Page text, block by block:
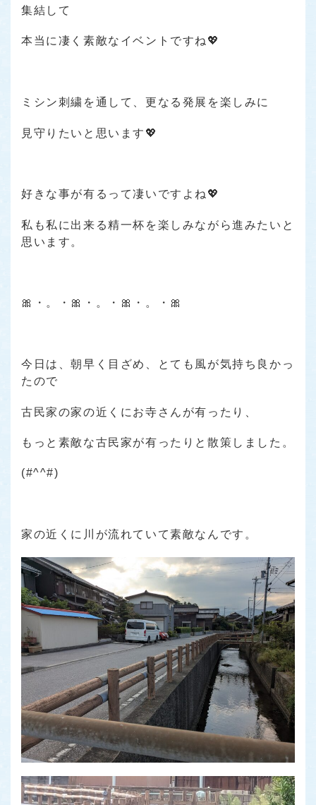
集結して
本当に凄く素敵なイベントですね💖
ミシン刺繍を通して、更なる発展を楽しみに
見守りたいと思います💖
好きな事が有るって凄いですよね💖
私も私に出来る精一杯を楽しみながら進みたいと
思います。
🎀・。・🎀・。・🎀・。・🎀
今日は、朝早く目ざめ、とても風が気持ち良かっ
たので
古民家の家の近くにお寺さんが有ったり、
もっと素敵な古民家が有ったりと散策しました。
(#^^#)
家の近くに川が流れていて素敵なんです。